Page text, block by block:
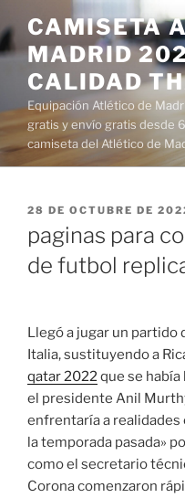
al
contenido
CAMISETA
MADRID
CALIDAD
Equipación Atlético de
gratis y envío gratis desde
camiseta del Atlético de
PUBLICADO
28 DE OCTUBRE DE
paginas para
de futbol
Llegó a jugar un partido
Italia, sustituyendo a
qatar 2022que se
el presidente Anil
enfrentaría a realidades
la temporada pasada»
como el secretario
Corona comenzaron